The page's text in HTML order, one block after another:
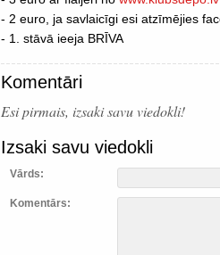
- 2 euro, ja savlaicīgi esi atzīmējies
- 1. stāvā ieeja BRĪVA
Komentāri
Esi pirmais, izsaki savu viedokli!
Izsaki savu viedokli
Vārds:
Komentārs: